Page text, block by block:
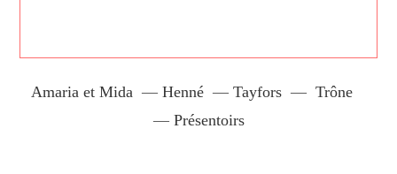
Amaria et Mida — Henné — Tayfors — Trône
— Présentoirs